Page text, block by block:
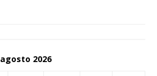
agosto 2026